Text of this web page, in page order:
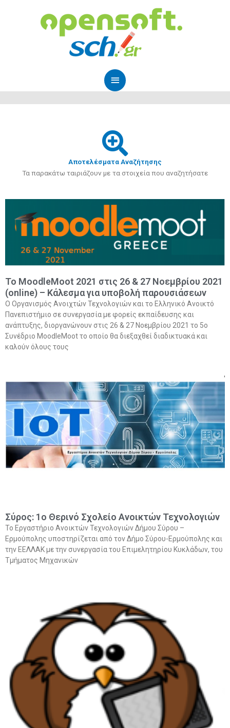
περιεχόμενο
Μενού
Αποτελέσματα Αναζήτησης
Τα παρακάτω ταιριάζουν με τα στοιχεία που αναζητήσατε
To MoodleMoot 2021 στις 26 & 27 Νοεμβρίου 2021
(online) – Κάλεσμα για υποβολή παρουσιάσεων
Ο Οργανισμός Ανοιχτών Τεχνολογιών και το Ελληνικό Ανοικτό
Πανεπιστήμιο σε συνεργασία με φορείς εκπαίδευσης και
ανάπτυξης, διοργανώνουν στις 26 & 27 Νοεμβρίου 2021 το 5ο
Συνέδριο MoodleMoot το οποίο θα διεξαχθεί διαδικτυακά και
καλούν όλους τους
Σύρος: 1ο Θερινό Σχολείο Ανοικτών Τεχνολογιών
Το Εργαστήριο Ανοικτών Τεχνολογιών Δήμου Σύρου –
Ερμούπολης υποστηρίζεται από τον Δήμο Σύρου-Ερμούπολης και
την ΕΕΛΛΑΚ με την συνεργασία του Επιμελητηρίου Κυκλάδων, του
Τμήματος Μηχανικών
PagePage